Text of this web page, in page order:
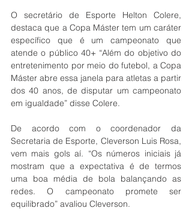
O secretário de Esporte Helton Colere,
destaca que a Copa Máster tem um caráter
específico que é um campeonato que
atende o público 40+ “Além do objetivo do
entretenimento por meio do futebol, a Copa
Máster abre essa janela para atletas a partir
dos 40 anos, de disputar um campeonato
em igualdade” disse Colere.
De acordo com o coordenador da
Secretaria de Esporte, Cleverson Luis Rosa,
vem mais gols aí. “Os números iniciais já
mostram que a expectativa é de termos
uma boa média de bola balançando as
redes. O campeonato promete ser
equilibrado” avaliou Cleverson.